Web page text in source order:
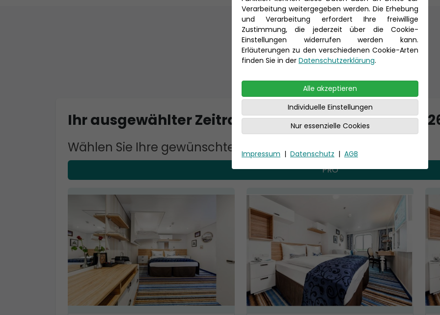
Termine
Ihr ausgewählter Zeitraum: 13.08.2026 bis
Wählen Sie Ihre gewünschte Kategorie
PRO
Verarbeitung weitergegeben werden. Die Erhebung
und Verarbeitung erfordert Ihre freiwillige
Zustimmung, die jederzeit über die Cookie-
Einstellungen widerrufen werden kann.
Erläuterungen zu den verschiedenen Cookie-Arten
finden Sie in der Datenschutzerklärung.
Alle akzeptieren
Individuelle Einstellungen
Nur essenzielle Cookies
Impressum | Datenschutz | AGB